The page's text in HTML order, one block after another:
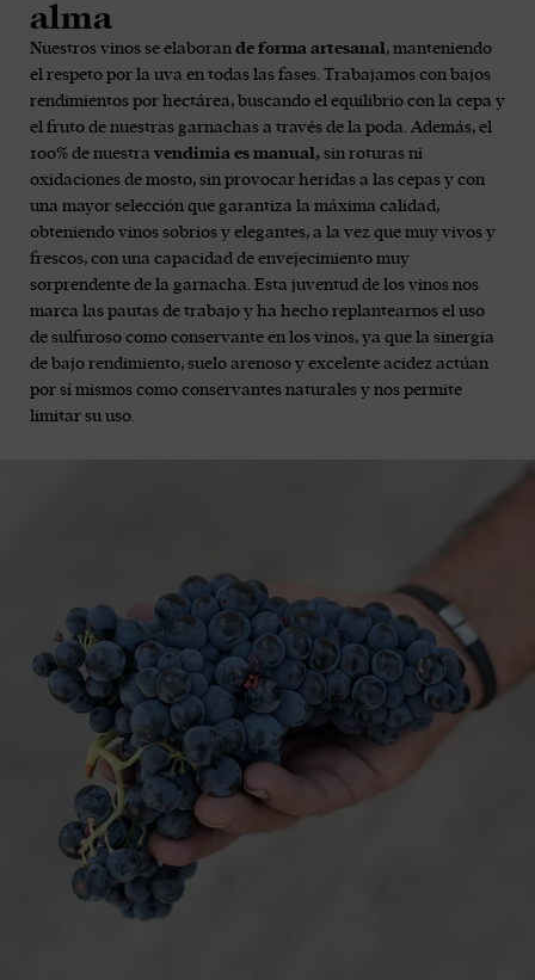
alma
Nuestros vinos se elaboran de forma artesanal, manteniendo
el respeto por la uva en todas las fases. Trabajamos con bajos
rendimientos por hectárea, buscando el equilibrio con la cepa y
el fruto de nuestras garnachas a través de la poda. Además, el
100% de nuestra vendimia es manual, sin roturas ni
oxidaciones de mosto, sin provocar heridas a las cepas y con
una mayor selección que garantiza la máxima calidad,
obteniendo vinos sobrios y elegantes, a la vez que muy vivos y
frescos, con una capacidad de envejecimiento muy
sorprendente de la garnacha. Esta juventud de los vinos nos
marca las pautas de trabajo y ha hecho replantearnos el uso
de sulfuroso como conservante en los vinos, ya que la sinergia
de bajo rendimiento, suelo arenoso y excelente acidez actúan
por sí mismos como conservantes naturales y nos permite
limitar su uso.